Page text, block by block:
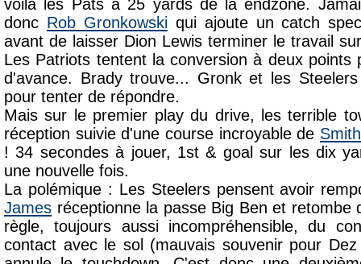
voilà les Pats à 25 yards de la endzone.
donc Rob Gronkowskiqui ajoute un catch
avant de laisser Dion Lewis terminer le travail
Les Patriots tentent la conversion à deux points
d'avance. Brady trouve... Gronk et les
pour tenter de répondre.
Mais sur le premier play du drive, les terrible
réception suivie d'une course incroyable de
! 34 secondes à jouer, 1st & goal sur les dix
une nouvelle fois.
La polémique : Les Steelers pensent avoir
James réceptionne la passe Big Ben et retombe
règle, toujours aussi incompréhensible, du
contact avec le sol (mauvais souvenir pour